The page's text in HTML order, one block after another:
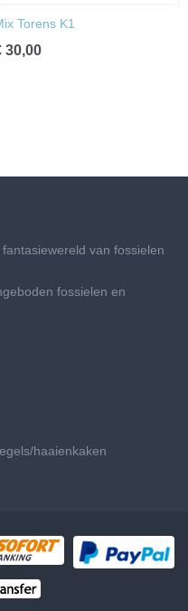
Torens K1
30,00
van fossielen
fossielen en
haaienkaken